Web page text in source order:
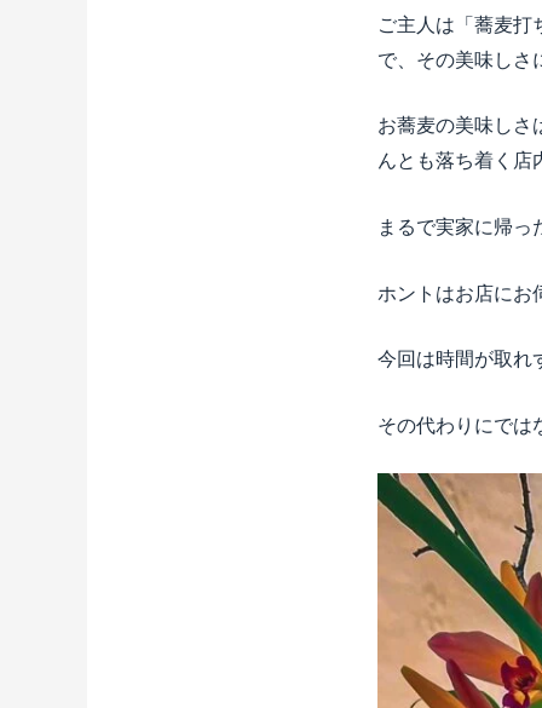
ご主人は「蕎麦打
で、その美味しさ
お蕎麦の美味しさ
んとも落ち着く
まるで実家に帰
ホントはお店にお
今回は時間が取れ
その代わりにでは